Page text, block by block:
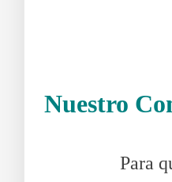
Nuestro
Para